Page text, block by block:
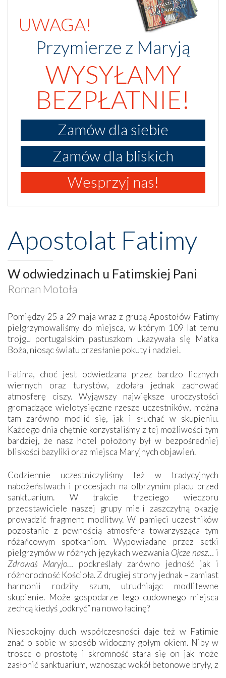
UWAGA!
Przymierze z Maryją
WYSYŁAMY
BEZPŁATNIE!
Zamów dla siebie
Zamów dla bliskich
Wesprzyj nas!
Apostolat Fatimy
W odwiedzinach u Fatimskiej Pani
Roman Motoła
Pomiędzy 25 a 29 maja wraz z grupą Apostołów Fatimy
pielgrzymowaliśmy do miejsca, w którym 109 lat temu
trojgu portugalskim pastuszkom ukazywała się Matka
Boża, niosąc światu przesłanie pokuty i nadziei.
Fatima, choć jest odwiedzana przez bardzo licznych
wiernych oraz turystów, zdołała jednak zachować
atmosferę ciszy. Wyjąwszy największe uroczystości
gromadzące wielotysięczne rzesze uczestników, można
tam zarówno modlić się, jak i słuchać w skupieniu.
Każdego dnia chętnie korzystaliśmy z tej możliwości tym
bardziej, że nasz hotel położony był w bezpośredniej
bliskości bazyliki oraz miejsca Maryjnych objawień.
Codziennie uczestniczyliśmy też w tradycyjnych
nabożeństwach i procesjach na olbrzymim placu przed
sanktuarium. W trakcie trzeciego wieczoru
przedstawiciele naszej grupy mieli zaszczytną okazję
prowadzić fragment modlitwy. W pamięci uczestników
pozostanie z pewnością atmosfera towarzysząca tym
różańcowym spotkaniom. Wypowiadane przez setki
pielgrzymów w różnych językach wezwania Ojcze nasz… i
Zdrowaś Maryjo… podkreślały zarówno jedność jak i
różnorodność Kościoła. Z drugiej strony jednak – zamiast
harmonii rodziły szum, utrudniając modlitewne
skupienie. Może gospodarze tego cudownego miejsca
zechcą kiedyś „odkryć” na nowo łacinę?
Niespokojny duch współczesności daje też w Fatimie
znać o sobie w sposób widoczny gołym okiem. Niby w
trosce o prostotę i skromność stara się on jak może
zasłonić sanktuarium, wznosząc wokół betonowe bryły, z